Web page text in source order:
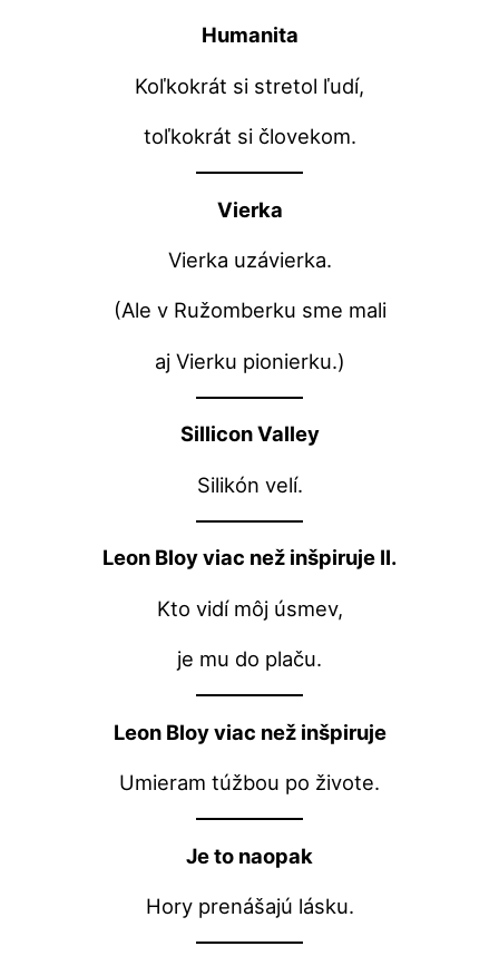
Humanita
Koľkokrát si stretol ľudí,
toľkokrát si človekom.
Vierka
Vierka uzávierka.
(Ale v Ružomberku sme mali
aj Vierku pionierku.)
Sillicon Valley
Silikón velí.
Leon Bloy viac než inšpiruje II.
Kto vidí môj úsmev,
je mu do plaču.
Leon Bloy viac než inšpiruje
Umieram túžbou po živote.
Je to naopak
Hory prenášajú lásku.